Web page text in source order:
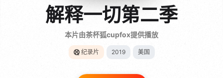
解释一切第二季
本片由茶杯狐cupfox提供播放
纪录片 2019 美国